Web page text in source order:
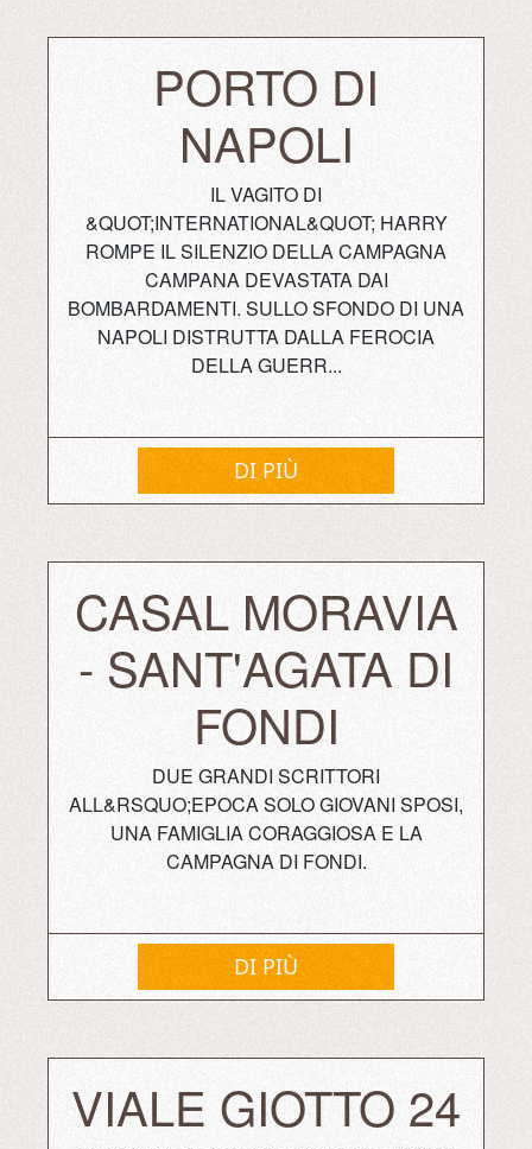
PORTO DI
NAPOLI
IL VAGITO DI
&QUOT;INTERNATIONAL&QUOT; HARRY
ROMPE IL SILENZIO DELLA CAMPAGNA
CAMPANA DEVASTATA DAI
BOMBARDAMENTI. SULLO SFONDO DI UNA
NAPOLI DISTRUTTA DALLA FEROCIA
DELLA GUERR...
DI PIÙ
CASAL MORAVIA
- SANT'AGATA DI
FONDI
DUE GRANDI SCRITTORI
ALL&RSQUO;EPOCA SOLO GIOVANI SPOSI,
UNA FAMIGLIA CORAGGIOSA E LA
CAMPAGNA DI FONDI.
DI PIÙ
VIALE GIOTTO 24